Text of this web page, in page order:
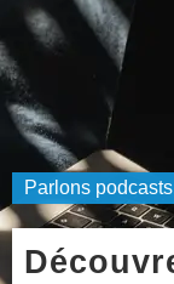
Parlons podcasts